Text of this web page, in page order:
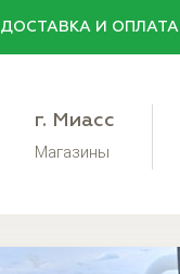
ДОСТАВКА И ОПЛАТА
г. Миасс
Магазины